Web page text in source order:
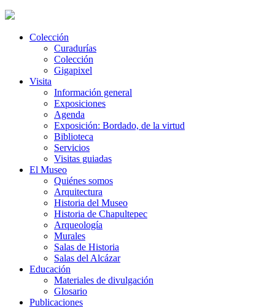
Colección
Curadurías
Colección
Gigapixel
Visita
Información general
Exposiciones
Agenda
Exposición: Bordado, de la virtud
Biblioteca
Servicios
Visitas guiadas
El Museo
Quiénes somos
Arquitectura
Historia del Museo
Historia de Chapultepec
Arqueología
Murales
Salas de Historia
Salas del Alcázar
Educación
Materiales de divulgación
Glosario
Publicaciones